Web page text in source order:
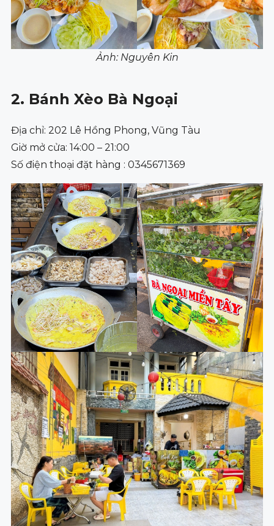
Ảnh: Nguyên Kin
2. Bánh Xèo Bà Ngoại
Địa chỉ: 202 Lê Hồng Phong, Vũng Tàu
Giờ mở cửa: 14:00 – 21:00
Số điện thoại đặt hàng : 0345671369